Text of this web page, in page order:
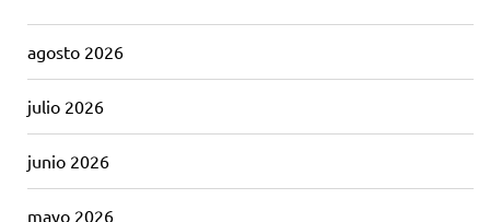
agosto 2026
julio 2026
junio 2026
mayo 2026